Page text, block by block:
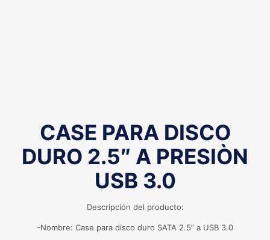
CASE PARA DISCO
DURO 2.5″ A PRESIÒN
USB 3.0
Descripción del producto:
-Nombre: Case para disco duro SATA 2.5” a USB 3.0